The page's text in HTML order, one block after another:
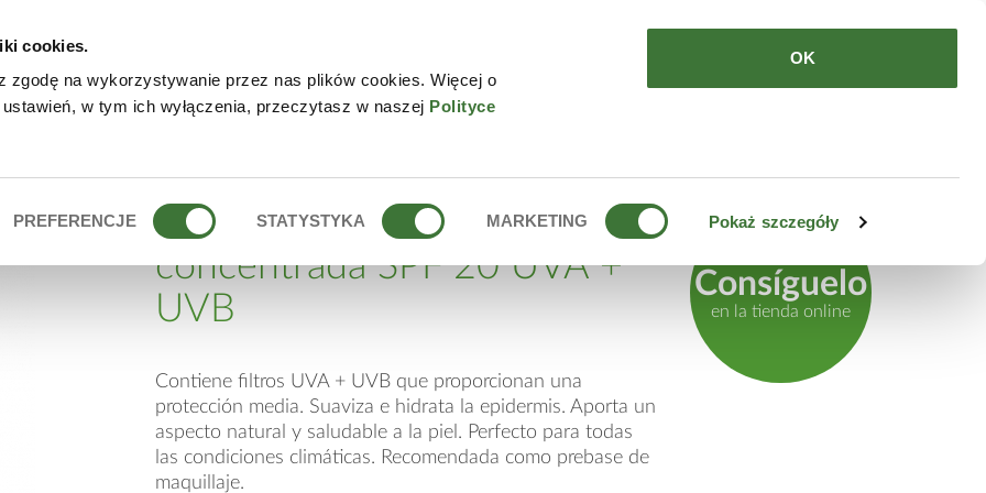
cookies.
zgodę na wykorzystywanie przez nas plików cookies. Więcej o
w tym ich wyłączenia, przeczytasz w naszej Polityce
PREFERENCJE STATYSTYKA MARKETING Pokaż szczegóły
OK
CONTACTO
CONCENTRADA SPF 20 UVA + UVB
crema de día hidratante
concentrada SPF 20 UVA +
UVB
Contiene filtros UVA + UVB que proporcionan una
protección media. Suaviza e hidrata la epidermis. Aporta un
aspecto natural y saludable a la piel. Perfecto para todas
las condiciones climáticas. Recomendada como prebase de
maquillaje.
Consíguelo
en la tienda online